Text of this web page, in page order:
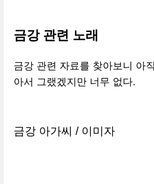
금강 관련 노래
금강 관련 자료를 찾아보니 아
아서 그랬겠지만 너무 없다.
금강 아가씨 / 이미자